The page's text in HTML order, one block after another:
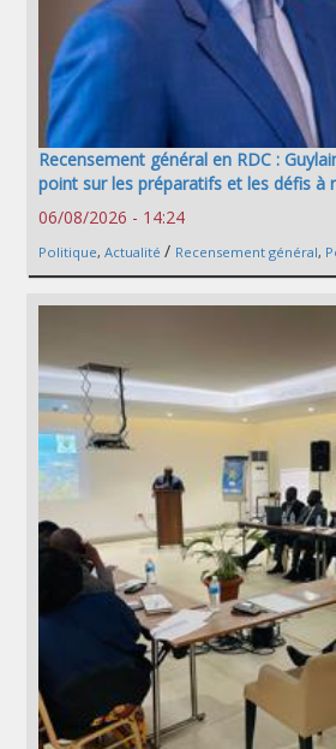
Recensement général en RDC :
point sur les préparatifs et les défis à
06/08/2026 - 14:24
Politique, Actualité / Recensement général,